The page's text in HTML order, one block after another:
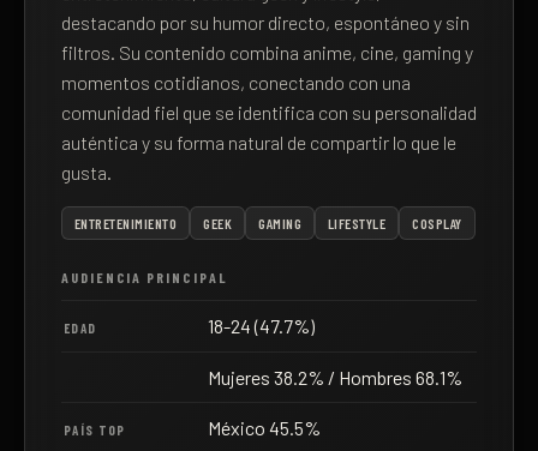
destacando por su humor directo, espontáneo y sin
filtros. Su contenido combina anime, cine, gaming y
momentos cotidianos, conectando con una
comunidad fiel que se identifica con su personalidad
auténtica y su forma natural de compartir lo que le
gusta.
ENTRETENIMIENTO GEEK GAMING LIFESTYLE COSPLAY
AUDIENCIA PRINCIPAL
EDAD 18-24 (47.7%)
Mujeres 38.2% / Hombres 68.1%
PAÍS TOP México 45.5%